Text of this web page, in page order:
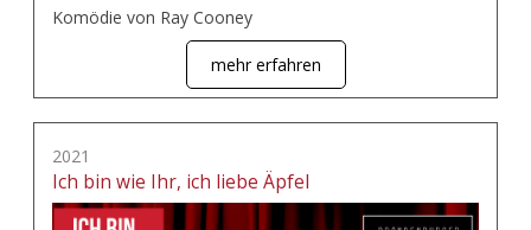
Komödie von Ray Cooney
mehr erfahren
2021
Ich bin wie Ihr, ich liebe Äpfel